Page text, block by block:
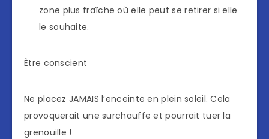
zone plus fraîche où elle peut se retirer si elle
le souhaite.
Être conscient
Ne placez JAMAIS l’enceinte en plein soleil. Cela
provoquerait une surchauffe et pourrait tuer la
grenouille !